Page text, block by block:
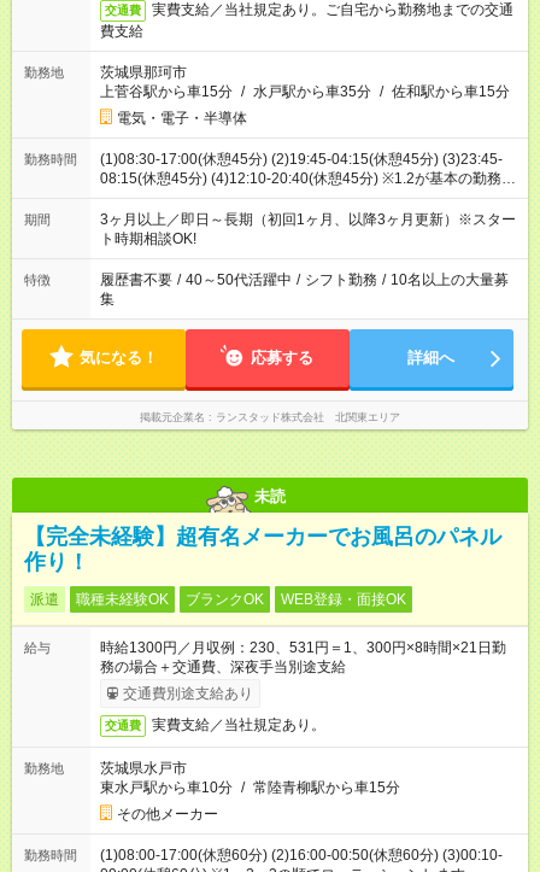
交通費
実費支給／当社規定あり。ご自宅から勤務地までの交通
費支給
勤務地
茨城県那珂市
上菅谷駅から車15分 / 水戸駅から車35分 / 佐和駅から車15分
電気・電子・半導体
勤務時間
(1)08:30-17:00(休憩45分) (2)19:45-04:15(休憩45分) (3)23:45-
08:15(休憩45分) (4)12:10-20:40(休憩45分) ※1.2が基本の勤務時
間です！3ヶ月後から3.4勤務も組み込まれます！
期間
3ヶ月以上／即日～長期（初回1ヶ月、以降3ヶ月更新）※スター
ト時期相談OK!
特徴 履歴書不要 / 40～50代活躍中 / シフト勤務 / 10名以上の大量募
集
気になる！ 応募する 詳細へ
掲載元企業名 ランスタッド株式会社 北関東エリア
未読
【完全未経験】超有名メーカーでお風呂のパネル
作り！
派遣 職種未経験OK ブランクOK WEB登録・面接OK
給与
時給1300円／月収例：230、531円＝1、300円×8時間×21日勤
務の場合＋交通費、深夜手当別途支給
交通費別途支給あり
交通費 実費支給／当社規定あり。
勤務地
茨城県水戸市
東水戸駅から車10分 / 常陸青柳駅から車15分
その他メーカー
勤務時間
(1)08:00-17:00(休憩60分) (2)16:00-00:50(休憩60分) (3)00:10-